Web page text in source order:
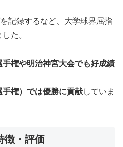
を記録するなど、大学球界屈指
た。
手権や明治神宮大会でも好成績
手権）では優勝に貢献していま
徴・評価